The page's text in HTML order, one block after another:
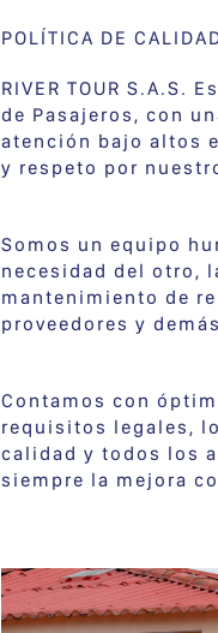
POLÍTICA DE
RIVER TOUR S.A.S.
de Pasajeros, con
atención bajo altos
y respeto por
Somos un equipo
necesidad del otro,
mantenimiento de
proveedores y
Contamos con
requisitos legales,
calidad y todos los
siempre la mejora